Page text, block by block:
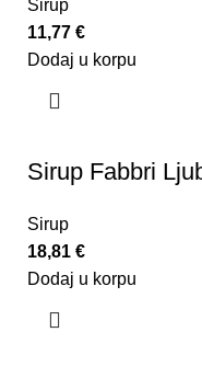
Sirup
11,77 €
Dodaj u korpu
Sirup Fabbri
Sirup
18,81 €
Dodaj u korpu